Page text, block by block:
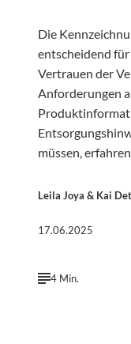
Die
entscheidend
Vertrauen der
Anforderungen
müssen,
Leila Joya & Kai
17.06.2025
4 Min.